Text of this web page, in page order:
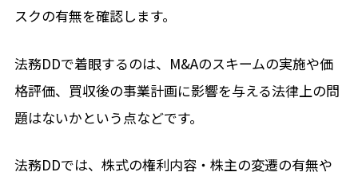
スクの有無を確認します。
法務DDで着眼するのは、M&Aのスキームの実施や価
格評価、買収後の事業計画に影響を与える法律上の問
題はないかという点などです。
法務DDでは、株式の権利内容・株主の変遷の有無や